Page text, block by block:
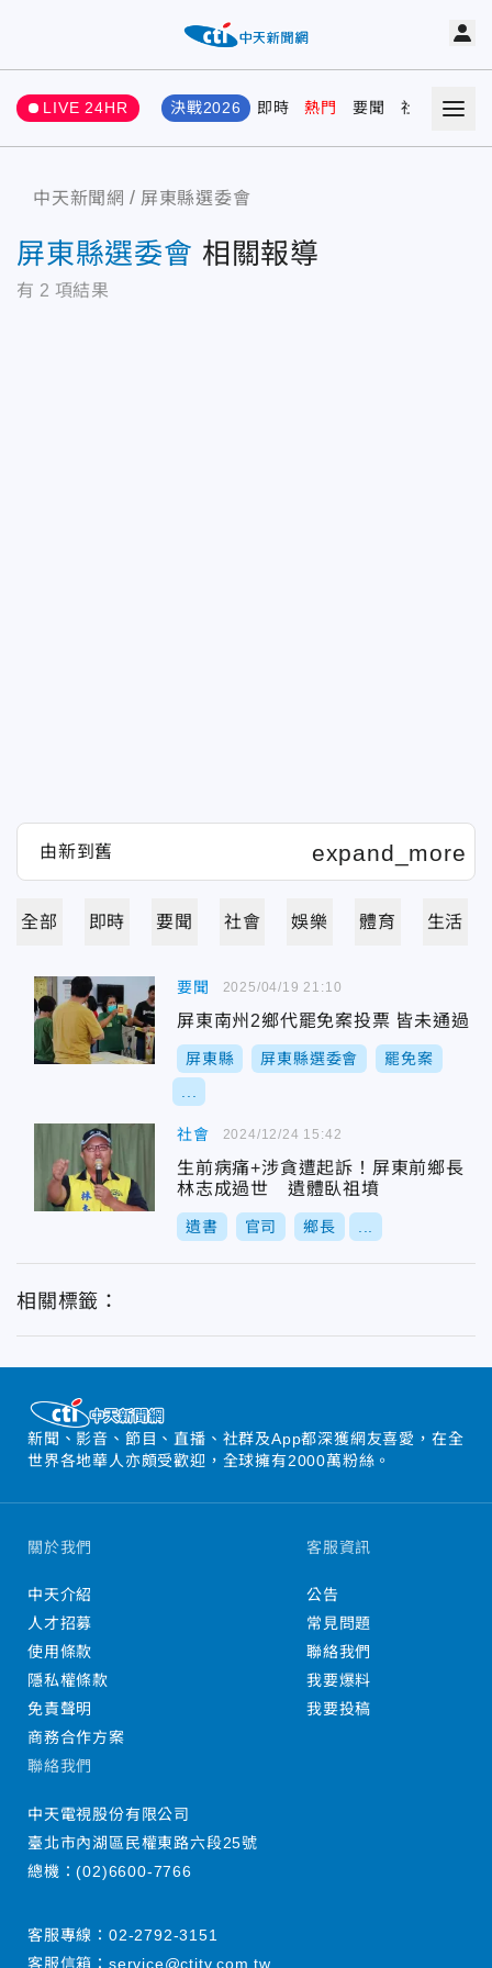
LIVE 24HR 決戰2026 即時 熱門 要聞 社會 娛樂
中天新聞網 屏東縣選委會
屏東縣選委會 相關報導
有 2 項結果
全部 即時 要聞 社會 娛樂 體育 生活
要聞
屏東南州2鄉代罷免案投票 皆未通過
屏東縣 屏東縣選委會 罷免案
2025/04/19 21:10
社會
生前病痛+涉貪遭起訴！屏東前鄉長
林志成過世 遺體臥祖墳
遺書 官司 鄉長
2024/12/24 15:42
相關標籤：
新聞、影音、節目、直播、社群及App都深獲網友喜愛，在全
世界各地華人亦頗受歡迎，全球擁有2000萬粉絲。
關於我們
中天介紹
人才招募
使用條款
隱私權條款
免責聲明
商務合作方案
客服資訊
公告
常見問題
聯絡我們
我要爆料
我要投稿
聯絡我們
中天電視股份有限公司
臺北市內湖區民權東路六段25號
總機：(02)6600-7766
客服專線： 02-2792-3151
客服信箱： service@ctitv.com.tw